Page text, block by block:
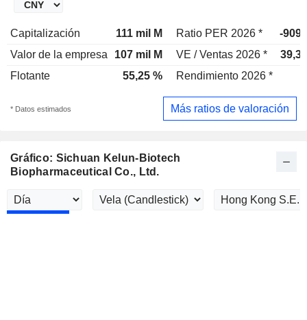
Capitalización 111 mil M Ratio PER 2026 *
-909x
Valor de la empresa
107 mil M VE / Ventas 2026 *
39,3x
Flotante
55,25 % Rendimiento 2026 *
* Datos estimados Más ratios de valoración
Gráfico: Sichuan Kelun-Biotech
Biopharmaceutical Co., Ltd.